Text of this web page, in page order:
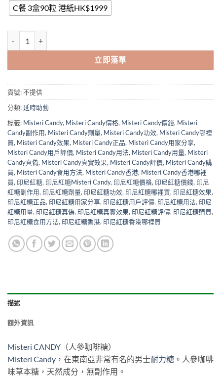
C餐 3盒90粒 港紙HK$1999
立即落單
貨號:不提供
分類:延時助勃
標籤: Misteri Candy, Misteri Candy價格, Misteri Candy價錢, Misteri
Candy副作用, Misteri Candy劑量, Misteri Candy功效, Misteri Candy哪裡
買, Misteri Candy效果, Misteri Candy正品, Misteri Candy用家分享,
Misteri Candy用戶評價, Misteri Candy用法, Misteri Candy用量, Misteri
Candy真偽, Misteri Candy真實效果, Misteri Candy評價, Misteri Candy購
買, Misteri Candy食用方法, Misteri Candy香港, Misteri Candy香港哪裡
買,印尼紅糖,印尼紅糖Misteri Candy,印尼紅糖價格,印尼紅糖價錢,印尼
紅糖副作用,印尼紅糖劑量,印尼紅糖功效,印尼紅糖哪裡買,印尼紅糖效果,
印尼紅糖正品,印尼紅糖用家分享,印尼紅糖用戶評價,印尼紅糖用法,印尼
紅糖用量,印尼紅糖真偽,印尼紅糖真實效果,印尼紅糖評價,印尼紅糖購買,
印尼紅糖食用方法,印尼紅糖香港,印尼紅糖香港哪裡買
描述
額外資訊
Misteri CANDY （人參咖啡糖）
Misteri Candy ，在東南亞非常有名的男士耐力糖 。人參咖啡
味草本糖，天然成分，無副作用。